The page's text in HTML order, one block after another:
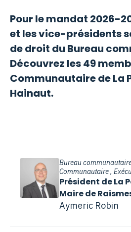
Pour le mandat 2026-
et les vice-présidents
de droit du Bureau
Découvrez les 49
Communautaire de La
Hainaut.
Bureau
Communautaire ,
Président de La
Maire de
Aymeric Robin